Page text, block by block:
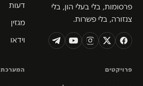
פרסומות, בלי בעלי הון, בלי
צנזורה, בלי פשרות.
דעות
מגזין
וידאו
פרויקטים המערכת